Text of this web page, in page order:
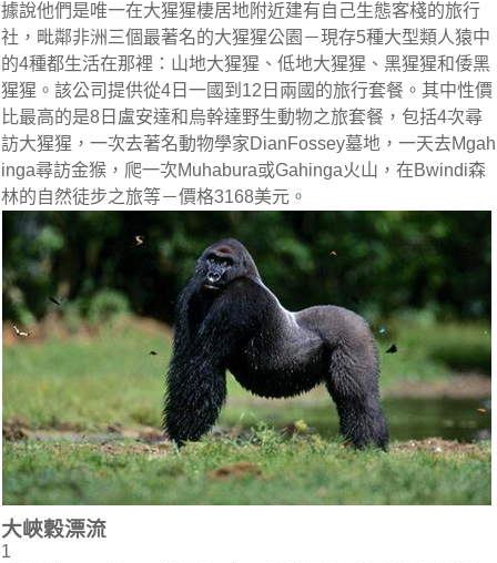
據說他們是唯一在大猩猩棲居地附近建有自己生態客棧的旅行
社，毗鄰非洲三個最著名的大猩猩公園－現存5種大型類人猿中
的4種都生活在那裡：山地大猩猩、低地大猩猩、黑猩猩和倭黑
猩猩。該公司提供從4日一國到12日兩國的旅行套餐。其中性價
比最高的是8日盧安達和烏幹達野生動物之旅套餐，包括4次尋
訪大猩猩，一次去著名動物學家DianFossey墓地，一天去Mgah
inga尋訪金猴，爬一次Muhabura或Gahinga火山，在Bwindi森
林的自然徒步之旅等－價格3168美元。
大峽穀漂流
1